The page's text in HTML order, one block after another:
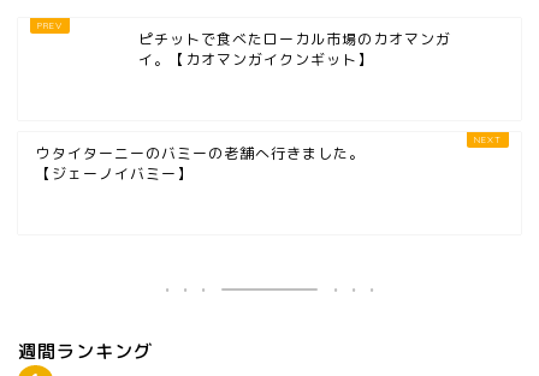
ピチットで食べたローカル市場のカオマンガ
イ。【カオマンガイクンギット】
ウタイターニーのバミーの老舗へ行きました。
【ジェーノイバミー】
週間ランキング